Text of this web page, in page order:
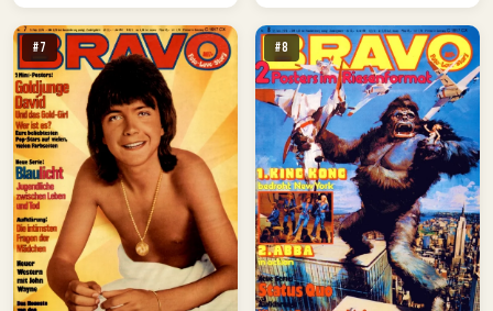
#7 #8